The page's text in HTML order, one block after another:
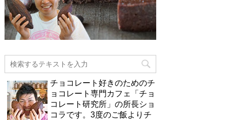
チョコレート好きのためのチ
ョコレート専門カフェ「チョ
コレート研究所」の所長ショ
コラです。3度のご飯よりチ